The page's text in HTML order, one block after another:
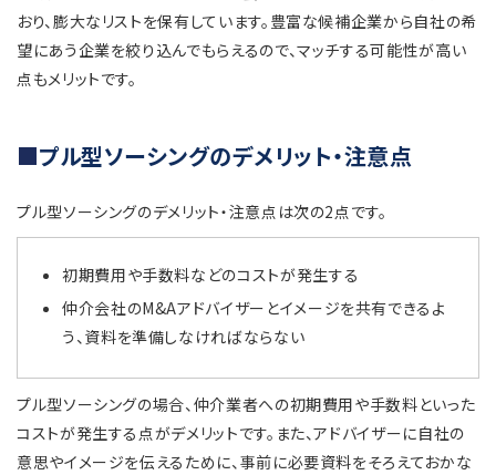
おり、膨大なリストを保有しています。豊富な候補企業から自社の希
望にあう企業を絞り込んでもらえるので、マッチする可能性が高い
点もメリットです。
プル型ソーシングのデメリット・注意点
プル型ソーシングのデメリット・注意点は次の2点です。
初期費用や手数料などのコストが発生する
仲介会社のM&Aアドバイザーとイメージを共有できるよ
う、資料を準備しなければならない
プル型ソーシングの場合、仲介業者への初期費用や手数料といった
コストが発生する点がデメリットです。また、アドバイザーに自社の
意思やイメージを伝えるために、事前に必要資料をそろえておかな